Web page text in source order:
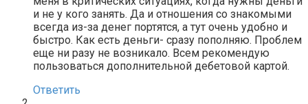
и не у кого занять. Да и отношения со знакомыми
всегда из-за денег портятся, а тут очень удобно и
быстро. Как есть деньги- сразу пополняю. Проблем
еще ни разу не возникало. Всем рекомендую
пользоваться дополнительной дебетовой картой.
Ответить